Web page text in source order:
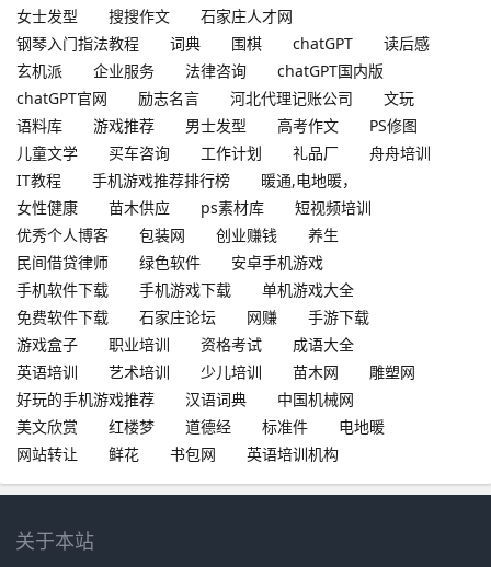
女士发型
搜搜作文
石家庄人才网
钢琴入门指法教程
词典 围棋 chatGPT
读后感
玄机派
企业服务 法律咨询
chatGPT国内版
chatGPT官网
励志名言 河北代理记账公司
文玩
语料库
游戏推荐 男士发型 高考作文
PS修图
儿童文学
买车咨询 工作计划 礼品厂
舟舟培训
IT教程
手机游戏推荐排行榜
暖通,电地暖，
女性健康
苗木供应 ps素材库
短视频培训
优秀个人博客
包装网 创业赚钱
养生
民间借贷律师
绿色软件
安卓手机游戏
手机软件下载
手机游戏下载
单机游戏大全
免费软件下载
石家庄论坛 网赚
手游下载
游戏盒子
职业培训 资格考试
成语大全
英语培训
艺术培训 少儿培训 苗木网
雕塑网
好玩的手机游戏推荐
汉语词典
中国机械网
美文欣赏
红楼梦 道德经 标准件
电地暖
网站转让
鲜花 书包网 英语培训机构
关于本站